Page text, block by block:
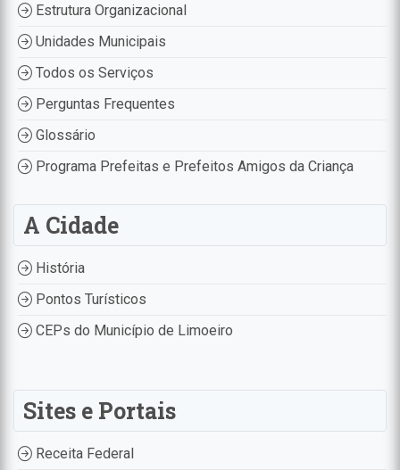
Estrutura Organizacional
Unidades Municipais
Todos os Serviços
Perguntas Frequentes
Glossário
Programa Prefeitas e Prefeitos Amigos da Criança
A Cidade
História
Pontos Turísticos
CEPs do Município de Limoeiro
Sites e Portais
Receita Federal